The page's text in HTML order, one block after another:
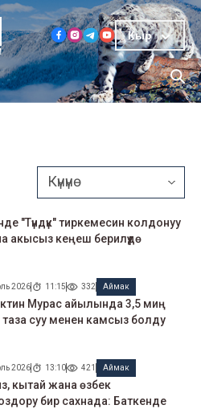
Кыр
"Түндүк" тиркемесин колдонуу
акысыз кеңеш берилүүдө
2026 11:15 332 Аймак
Мурас айылында 3,5 миң
таза суу менен камсыз болду
2026 13:10 421 Аймак
кытай жана өзбек
бир сахнада: Баткенде